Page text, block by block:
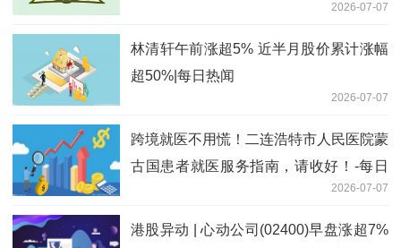
2026-07-07
林清轩午前涨超5% 近半月股价累计涨幅
超50%|每日热闻
2026-07-07
跨境就医不用慌！二连浩特市人民医院蒙
古国患者就医服务指南，请收好！-每日
2026-07-07
港股异动 | 心动公司(02400)早盘涨超7%